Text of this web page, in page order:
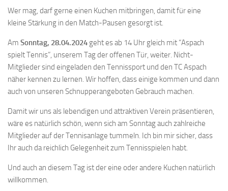
Wer mag, darf gerne einen Kuchen mitbringen, damit für eine
kleine Stärkung in den Match-Pausen gesorgt ist.
Am Sonntag, 28.04.2024 geht es ab 14 Uhr gleich mit “Aspach
spielt Tennis”, unserem Tag der offenen Tür, weiter. Nicht-
Mitglieder sind eingeladen den Tennissport und den TC Aspach
näher kennen zu lernen. Wir hoffen, dass einige kommen und dann
auch von unseren Schnupperangeboten Gebrauch machen.
Damit wir uns als lebendigen und attraktiven Verein präsentieren,
wäre es natürlich schön, wenn sich am Sonntag auch zahlreiche
Mitglieder auf der Tennisanlage tummeln. Ich bin mir sicher, dass
Ihr auch da reichlich Gelegenheit zum Tennisspielen habt.
Und auch an diesem Tag ist der eine oder andere Kuchen natürlich
willkommen.